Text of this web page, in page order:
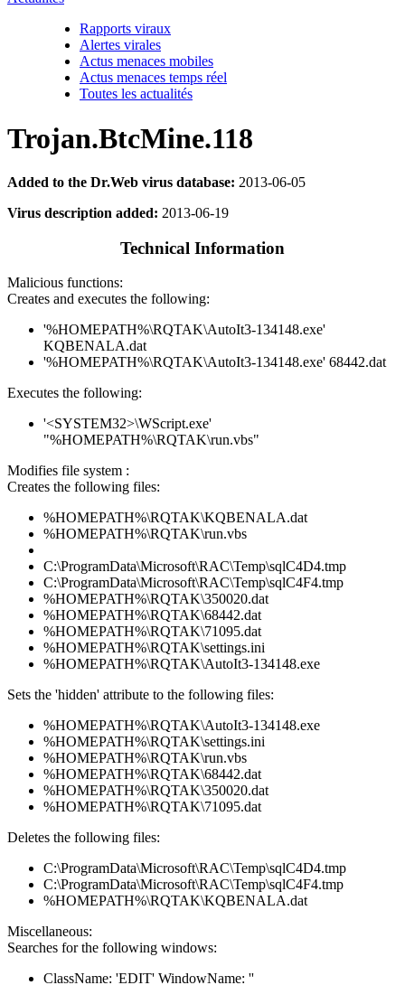
Rapports viraux
Alertes virales
Actus menaces mobiles
Actus menaces temps réel
Toutes les actualités
Trojan.BtcMine.118
Added to the Dr.Web virus database: 2013-06-05
Virus description added: 2013-06-19
Technical Information
Malicious functions:
Creates and executes the following:
'%HOMEPATH%\RQTAK\AutoIt3-134148.exe'
KQBENALA.dat
'%HOMEPATH%\RQTAK\AutoIt3-134148.exe' 68442.dat
Executes the following:
'<SYSTEM32>\WScript.exe'
"%HOMEPATH%\RQTAK\run.vbs"
Modifies file system :
Creates the following files:
%HOMEPATH%\RQTAK\KQBENALA.dat
%HOMEPATH%\RQTAK\run.vbs
C:\ProgramData\Microsoft\RAC\Temp\sqlC4D4.tmp
C:\ProgramData\Microsoft\RAC\Temp\sqlC4F4.tmp
%HOMEPATH%\RQTAK\350020.dat
%HOMEPATH%\RQTAK\68442.dat
%HOMEPATH%\RQTAK\71095.dat
%HOMEPATH%\RQTAK\settings.ini
%HOMEPATH%\RQTAK\AutoIt3-134148.exe
Sets the 'hidden' attribute to the following files:
%HOMEPATH%\RQTAK\AutoIt3-134148.exe
%HOMEPATH%\RQTAK\settings.ini
%HOMEPATH%\RQTAK\run.vbs
%HOMEPATH%\RQTAK\68442.dat
%HOMEPATH%\RQTAK\350020.dat
%HOMEPATH%\RQTAK\71095.dat
Deletes the following files:
C:\ProgramData\Microsoft\RAC\Temp\sqlC4D4.tmp
C:\ProgramData\Microsoft\RAC\Temp\sqlC4F4.tmp
%HOMEPATH%\RQTAK\KQBENALA.dat
Miscellaneous:
Searches for the following windows:
ClassName: 'EDIT' WindowName: ''